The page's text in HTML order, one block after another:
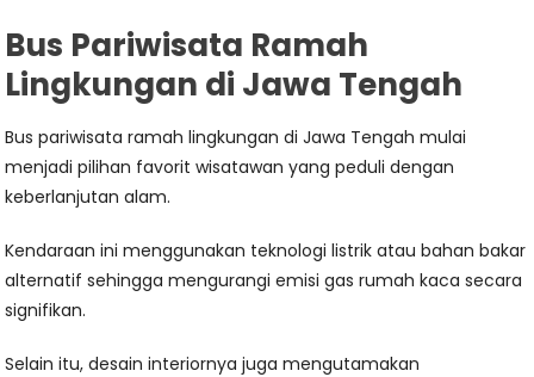
Bus Pariwisata Ramah
Lingkungan di Jawa Tengah
Bus pariwisata ramah lingkungan di Jawa Tengah mulai
menjadi pilihan favorit wisatawan yang peduli dengan
keberlanjutan alam.
Kendaraan ini menggunakan teknologi listrik atau bahan bakar
alternatif sehingga mengurangi emisi gas rumah kaca secara
signifikan.
Selain itu, desain interiornya juga mengutamakan